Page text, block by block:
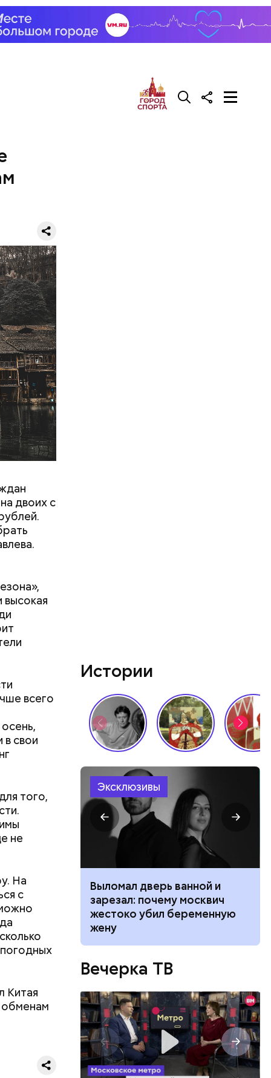
двоих с
всего
в свои
того,
не
На
с
Китая
обменам
В этот
не
двух
на
а сверху
Истории
Эксклюзивы
в
Выломал дверь ванной и
зарезал: почему москвич
жестоко убил беременную
жену
Вечерка ТВ